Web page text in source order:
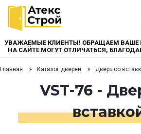
УВАЖАЕМЫЕ КЛИЕНТЫ! ОБРАЩАЕМ ВАШЕ
НА САЙТЕ МОГУТ ОТЛИЧАТЬСЯ,
Главная Каталог дверей Дверь со
VST-76 -